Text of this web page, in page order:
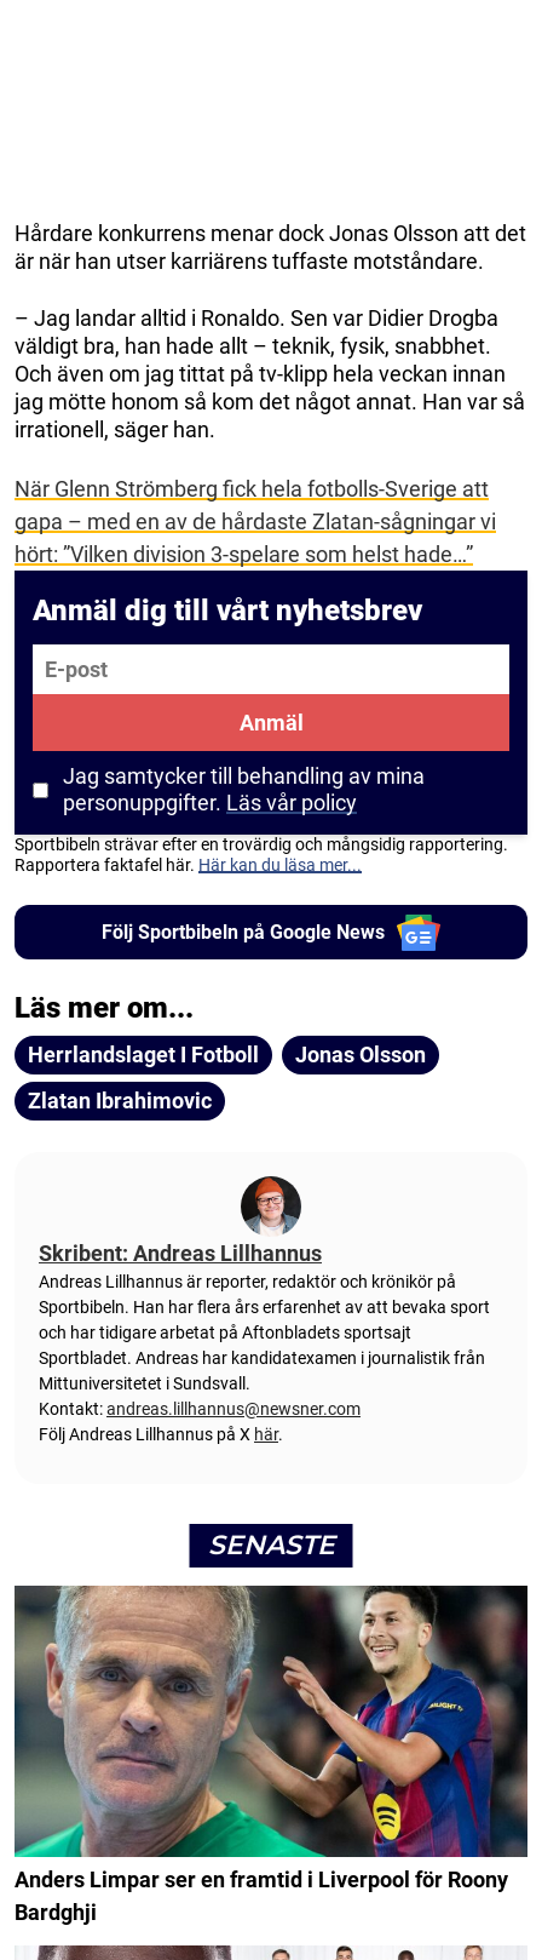
Hårdare konkurrens menar dock Jonas Olsson att det
är när han utser karriärens tuffaste motståndare.
– Jag landar alltid i Ronaldo. Sen var Didier Drogba
väldigt bra, han hade allt – teknik, fysik, snabbhet.
Och även om jag tittat på tv-klipp hela veckan innan
jag mötte honom så kom det något annat. Han var så
irrationell, säger han.
När Glenn Strömberg fick hela fotbolls-Sverige att
gapa – med en av de hårdaste Zlatan-sågningar vi
hört: ”Vilken division 3-spelare som helst hade…”
Anmäl dig till vårt nyhetsbrev
E-post
Anmäl
Jag samtycker till behandling av mina
personuppgifter. Läs vår policy
Sportbibeln strävar efter en trovärdig och mångsidig rapportering.
Rapportera faktafel här. Här kan du läsa mer...
Följ Sportbibeln på Google News
Läs mer om...
Herrlandslaget I Fotboll
Jonas Olsson
Zlatan Ibrahimovic
Skribent: Andreas Lillhannus
Andreas Lillhannus är reporter, redaktör och krönikör på
Sportbibeln. Han har flera års erfarenhet av att bevaka sport
och har tidigare arbetat på Aftonbladets sportsajt
Sportbladet. Andreas har kandidatexamen i journalistik från
Mittuniversitetet i Sundsvall.
Kontakt:andreas.lillhannus@newsner.com
Följ Andreas Lillhannus på X här.
SENASTE
Anders Limpar ser en framtid i Liverpool för Roony
Bardghji